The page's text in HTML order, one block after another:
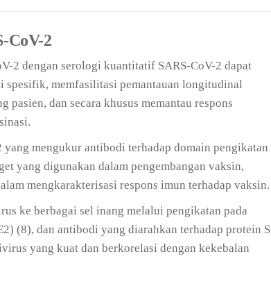
CoV-2
2 dengan serologi kuantitatif SARS-CoV-2 dapat
spesifik, memfasilitasi pemantauan longitudinal
pasien, dan secara khusus memantau respons
mengukur antibodi terhadap domain pengikatan
yang digunakan dalam pengembangan vaksin,
mengkarakterisasi respons imun terhadap vaksin.
ke berbagai sel inang melalui pengikatan pada
(8), dan antibodi yang diarahkan terhadap protein S
yang kuat dan berkorelasi dengan kekebalan